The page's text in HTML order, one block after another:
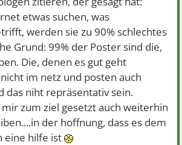
etwas suchen, was
werden sie zu 90% schlechtes
Grund: 99% der Poster sind die,
Die, denen es gut geht
im netz und posten auch
das niht repräsentativ sein.
zum ziel gesetzt auch weiterhin
der hoffnung, dass es dem
eine hilfe ist